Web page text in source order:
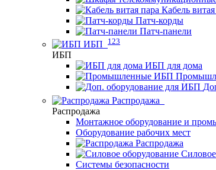
Кабель
Патч-корды
Патч-панели
ИБП
123
ИБП
ИБП для дома
Распродажа
Распродажа
Монтажное оборудование и
Оборудование рабочих мест
Распродажа
Системы безопасности